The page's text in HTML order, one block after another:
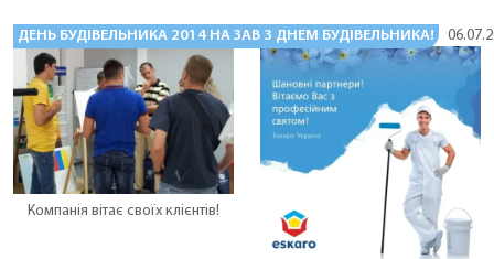
ДЕНЬ БУДІВЕЛЬНИКА 2014 НА ЗАВОДІ ESKARO 10.08.2014
Компанія вітає своїх клієнтів!
З ДНЕМ БУДІВЕЛЬНИКА!